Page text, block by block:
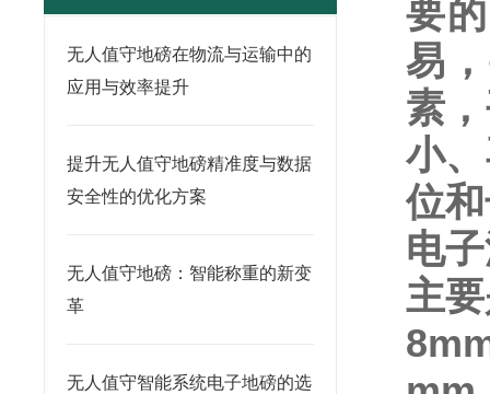
无人值守地磅在物流与运输中的
应用与效率提升
提升无人值守地磅精准度与数据
安全性的优化方案
无人值守地磅：智能称重的新变
革
无人值守智能系统电子地磅的选
要
易
素，
小
位
电
主